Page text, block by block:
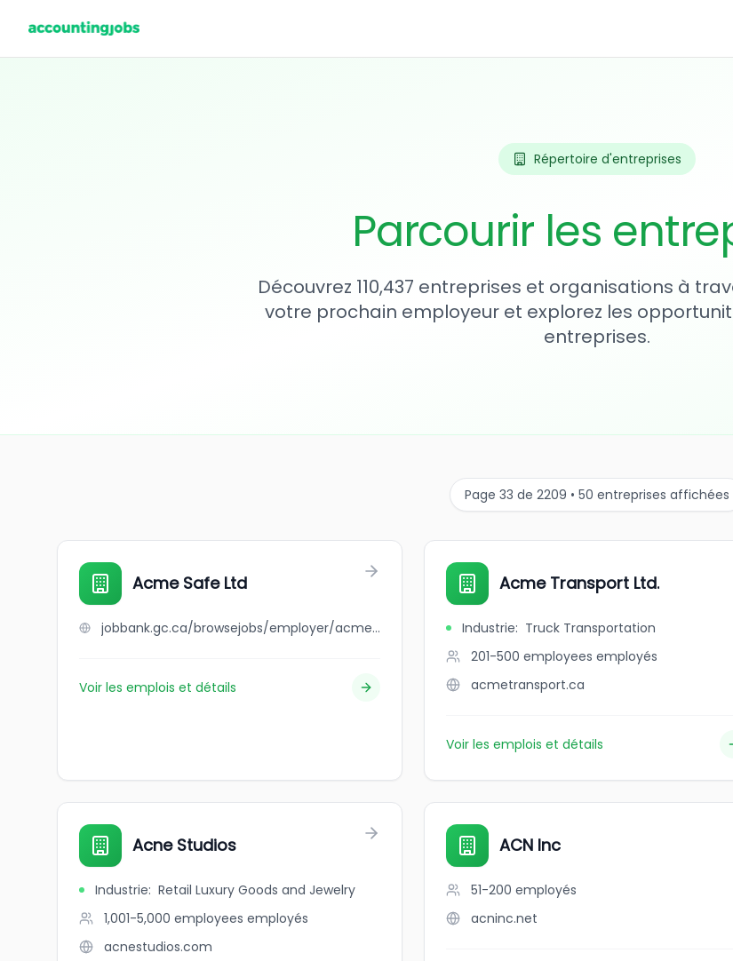
Répertoire d'entreprises
Parcourir les
Découvrez 110,437 entreprises et organisations à
votre prochain employeur et explorez les
entreprises.
Page 33 de 2209 • 50 entreprises affichées
Acme Safe Ltd
jobbank.gc.ca/browsejobs/employer/acme+safe+ltd/ca
Voir les emplois et détails
Acme Transport Ltd.
Industrie: Truck Transportation
201-500 employees employés
acmetransport.ca
Voir les emplois et détails
Acne Studios
Industrie: Retail Luxury Goods and Jewelry
1,001-5,000 employees employés
acnestudios.com
ACN Inc
51-200 employés
acninc.net